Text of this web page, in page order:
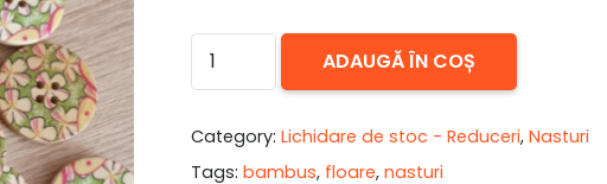
7,00 lei.
Cantitate
Nasturi
floari
ADAUGĂ ÎN COȘ
Category: Lichidare de stoc - Reduceri, Nasturi
Tags: bambus, floare, nasturi